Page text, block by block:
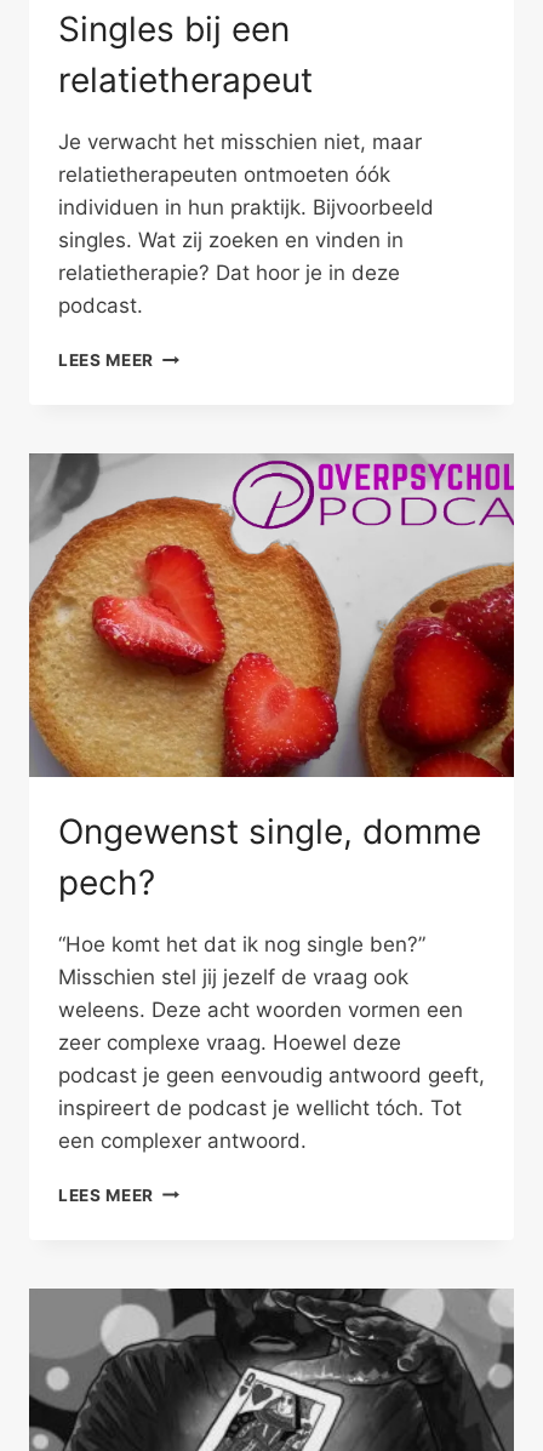
Singles bij een
relatietherapeut
Je verwacht het misschien niet, maar
relatietherapeuten ontmoeten óók
individuen in hun praktijk. Bijvoorbeeld
singles. Wat zij zoeken en vinden in
relatietherapie? Dat hoor je in deze
podcast.
LEES MEER SINGLES
Ongewenst single, domme
pech?
“Hoe komt het dat ik nog single ben?”
Misschien stel jij jezelf de vraag ook
weleens. Deze acht woorden vormen een
zeer complexe vraag. Hoewel deze
podcast je geen eenvoudig antwoord geeft,
inspireert de podcast je wellicht tóch. Tot
een complexer antwoord.
LEES MEER ONGEWENST